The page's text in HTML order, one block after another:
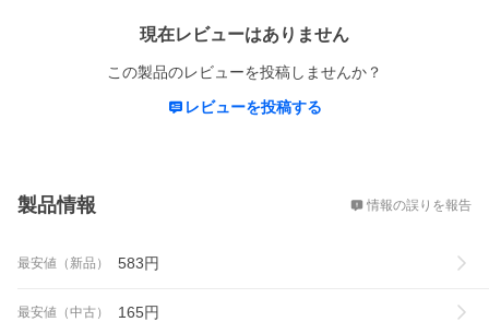
現在レビューはありません
この製品のレビューを投稿しませんか？
レビューを投稿する
製品情報 情報の誤りを報告
最安値（新品） 583円
最安値（中古） 165円